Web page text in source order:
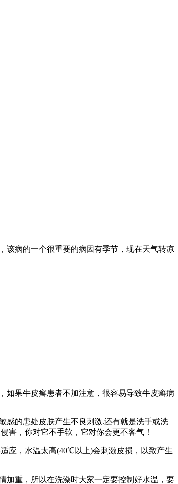
该病的一个很重要的病因有季节，现在天气转凉
如果牛皮癣患者不加注意，很容易导致牛皮癣病
感的患处皮肤产生不良刺激.还有就是洗手或洗
害，你对它不手软，它对你会更不客气！
应，水温太高(40℃以上)会刺激皮损，以致产生
加重，所以在洗澡时大家一定要控制好水温，要